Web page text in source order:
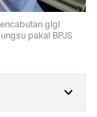
gigi
pakai BPJS